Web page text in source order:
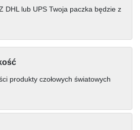
DHL lub UPS Twoja paczka będzie z
produkty czołowych światowych